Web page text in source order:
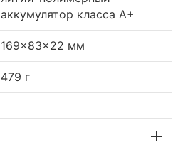
аккумулятор класса A+
169x83x22 мм
479 г